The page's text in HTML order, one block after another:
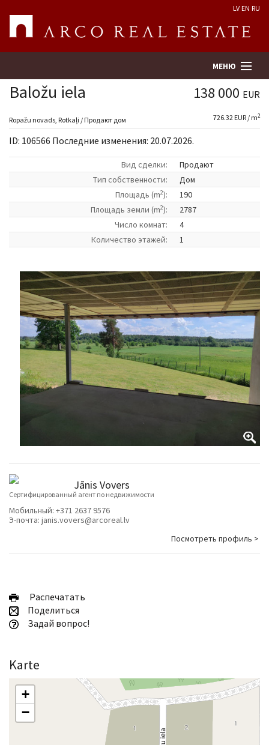
LV EN RU
МЕНЮ
Поиск
Предприятие
Услуги
Kонтакты
Baložu iela 138 000 EUR
Ropažu novads, Rotkaļi / Продают дом 726.32 EUR / m2
ID: 106566 Последние изменения: 20.07.2026.
Вид сделки:
Продают
Tип собственности:
Дом
Площадь (m2):
190
Площадь земли (m2):
2787
Число комнат:
4
Количество этажей:
1
Jānis Vovers
Cертифицированный агент по недвижимости
Мобильный: +371 2637 9576
Э-почта: janis.vovers@arcoreal.lv
Посмотреть профиль >
Pаспечатать
Поделиться
Задай вопрос!
Karte
+
−